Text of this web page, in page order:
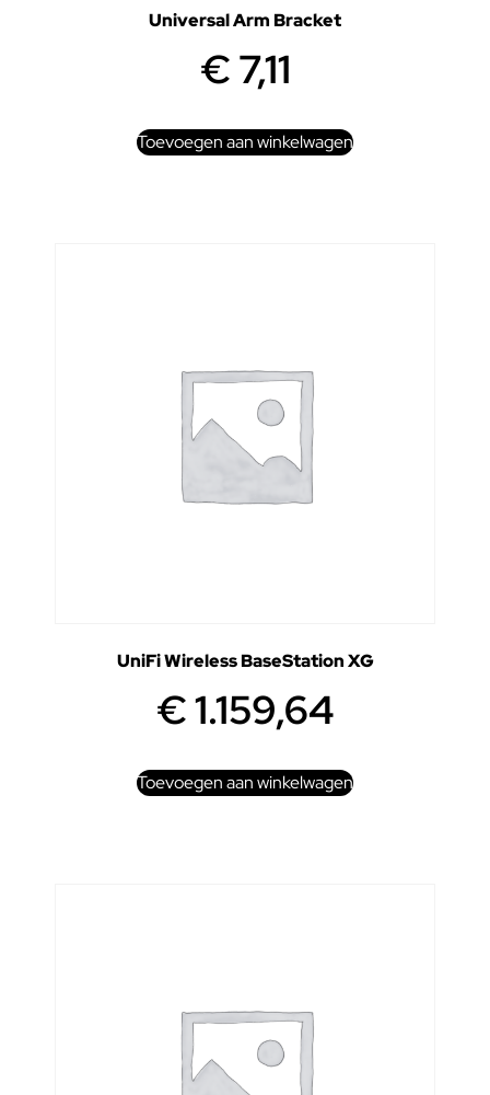
Universal Arm Bracket
€7,11
Toevoegen aan winkelwagen
UniFi Wireless BaseStation XG
€1.159,64
Toevoegen aan winkelwagen